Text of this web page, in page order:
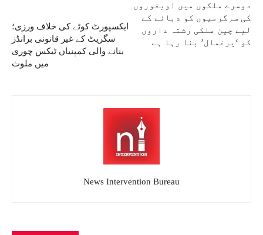
ایکسپورٹ کوٹے کی خلاف ورزی؛
سگریٹ کے غیر قانونی برانڈز
بنانے والی کمپنیاں ٹیکس چوری
میں ملوث
دوسرے ملکوں میں اویغوروں
کی سرگرمیوں کو دبانے کے
لیے چین ملکی رشتہ داروں
کو ‘یرغمال’ بنا رہا ہے
News Intervention Bureau